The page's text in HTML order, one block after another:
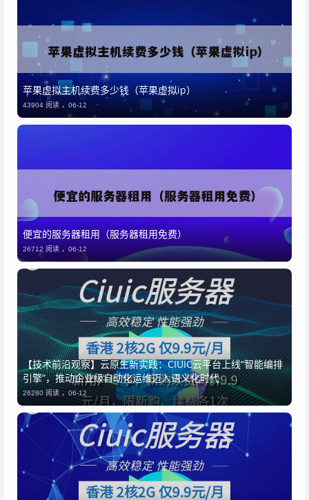
苹果虚拟主机续费多少钱（苹果虚拟ip）
43904 阅读 ， 06-12
便宜的服务器租用（服务器租用免费）
26712 阅读 ， 06-12
【技术前沿观察】云原生新实践：CIUIC云平台上线“智能编排
引擎”，推动企业级自动化运维迈入语义化时代
26280 阅读 ， 06-12